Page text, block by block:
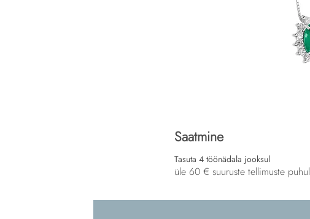
Saatmine
Tasuta 4 töönädala jooksul
üle 60 € suuruste tellimuste puhul